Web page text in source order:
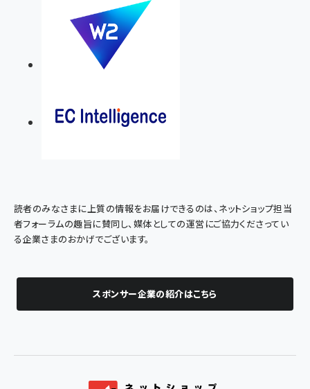
読者のみなさまに上質の情報をお届けできるのは、ネットショップ担当
者フォーラムの趣旨に賛同し、媒体としての運営にご協力くださってい
る企業さまのおかげでございます。
スポンサー企業の紹介はこちら